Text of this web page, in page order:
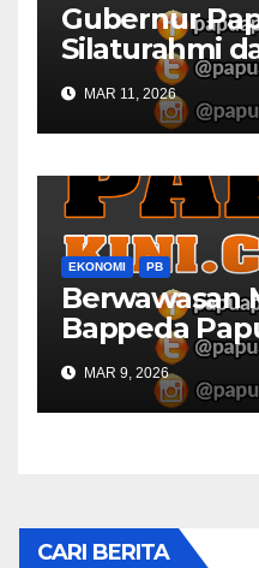
Gubernur
Silaturahmi
Bersama DPR
Mendagri di
MAR 11, 2026
EKONOMI PB
Berwawasan
Bappeda
Konsultasi
MAR 9, 2026
CARI BERITA